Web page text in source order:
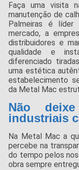
Faça uma visita
manutenção de
Palmeiras é
mercado, a
distribuidores e
qualidade e
diferenciado
uma estética
estabelecimento
da Metal Mac
Não
industriais
Na Metal Mac a
percebe na
do tempo pelos
obra sempre